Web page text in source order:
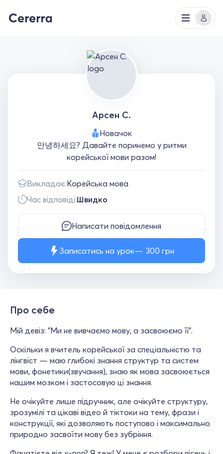
Арсен С.
Новачок
안녕하세요? Давайте поринемо у ритми
корейської мови разом!
Викладає:Корейська мова
Час відповіді:Швидко
Написати повідомлення
Записатись на урок 300 грн
Про себе
Мій девіз: "Ми не вивчаємо мову, а засвоюємо її".
Оскільки я вчитель корейської за спеціальністю та
лінгвіст — маю глибокі знання структур та систем
мови, фонетики(звучання), знаю як мова засвоюється
нашим мозком і застосовую ці знання.
Не очікуйте лише підручник, але очікуйте структуру,
зрозумілі та цікаві відео й тіктоки на тему, фрази і
конструкції, які дозволяють поступово і максимально
природно засвоїти мову без зубріння.